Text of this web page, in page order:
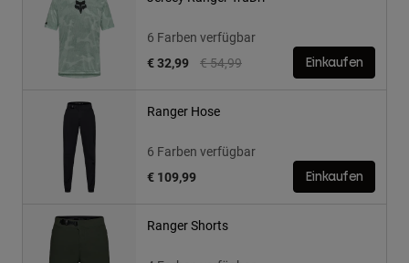
6 Farben verfügbar
Price reduced from
€ 54,99to
€ 32,99 Einkaufen
Ranger Hose
6 Farben verfügbar
€ 109,99
Einkaufen
Ranger Shorts